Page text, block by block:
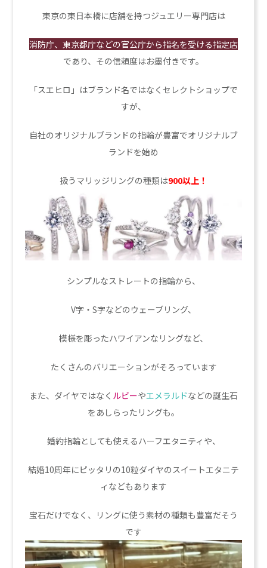
東京の東日本橋に店舗を持つジュエリー専門店は
消防庁、東京都庁などの官公庁から指名を受ける指定店
であり、その信頼度はお墨付きです。
「スエヒロ」はブランド名ではなくセレクトショップで
すが、
自社のオリジナルブランドの指輪が豊富でオリジナルブ
ランドを始め
扱うマリッジリングの種類は900以上！
シンプルなストレートの指輪から、
V字・S字などのウェーブリング、
模様を彫ったハワイアンなリングなど、
たくさんのバリエーションがそろっています
また、ダイヤではなく ルビーやエメラルドなどの誕生石
をあしらったリングも。
婚約指輪としても使えるハーフエタニティや、
結婚10周年にピッタリの10粒ダイヤのスイートエタニテ
ィなどもあります
宝石だけでなく、リングに使う素材の種類も豊富だそう
です